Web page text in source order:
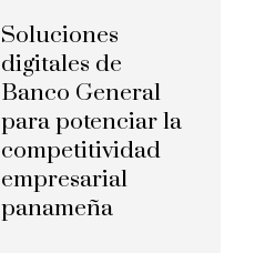
Soluciones
digitales de
Banco General
para potenciar la
competitividad
empresarial
panameña